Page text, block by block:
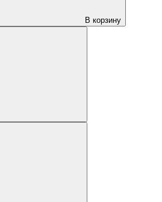
В корзину